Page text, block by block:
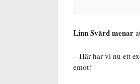
Linn Svärd menar
– Här har vi nu ett
emot!